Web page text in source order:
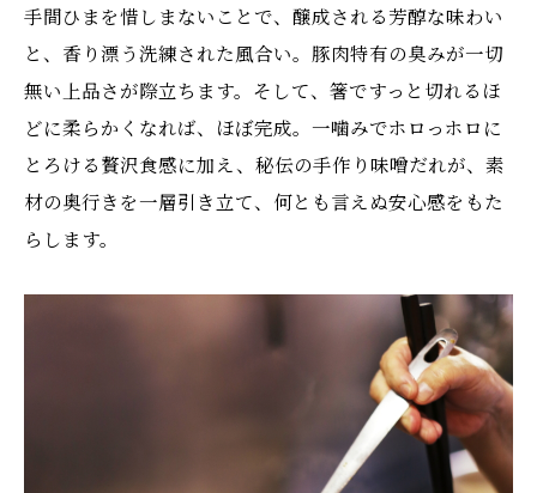
手間ひまを惜しまないことで、醸成される芳醇な味わい
と、香り漂う洗練された風合い。豚肉特有の臭みが一切
無い上品さが際立ちます。そして、箸ですっと切れるほ
どに柔らかくなれば、ほぼ完成。一噛みでホロっホロに
とろける贅沢食感に加え、秘伝の手作り味噌だれが、素
材の奥行きを一層引き立て、何とも言えぬ安心感をもた
らします。